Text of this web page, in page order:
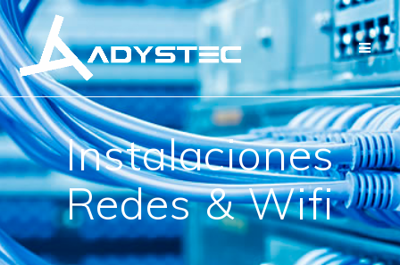
Saltar
al
contenido
Instalaciones
Redes & Wifi